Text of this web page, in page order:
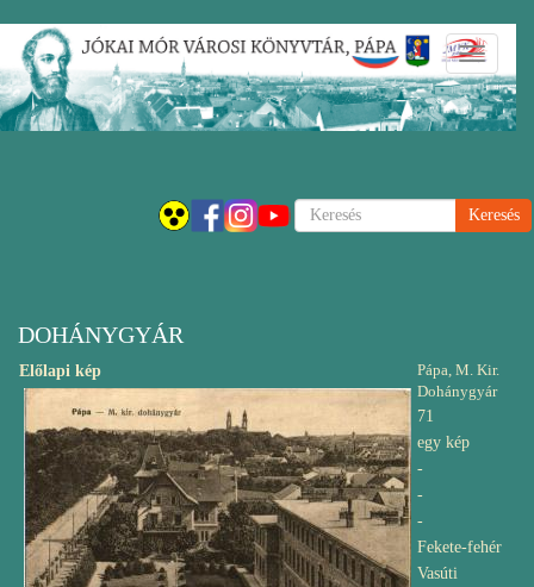
Ugrás
tartalomra
Keresés
DOHÁNYGYÁR
Előlapi kép
Pápa, M. Kir.
Dohánygyár
71
egy kép
-
-
-
Fekete-fehér
Vasúti